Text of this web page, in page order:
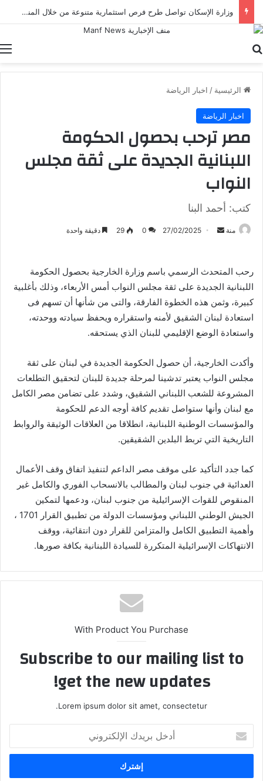
وزارة الإسكان تواصل طرح فرص استثمارية متنوعة من خلال المنصات الرقمية للاستثمار المصري والأجنبي
الرئيسية / اخبار الرياضة
اخبار الرياضة
مصر ترحب بحصول الحكومة
اللبنانية الجديدة على ثقة مجلس
النواب
كتب: أحمد البنا
منة
أرسل 27/02/2025
0
29 دقيقة واحدة
رحب المتحدث الرسمي باسم وزارة الخارجية بحصول الحكومة
اللبنانية الجديدة على ثقة مجلس النواب أمس الأربعاء، وذلك بأغلبية
كبيرة، وثمن هذه الخطوة الفارقة، والتى من شأنها أن تسهم فى
استعادة لبنان الشقيق لأمنه واستقراره ويحفظ سيادته ووحدته،
واستعادة الوضع الإقليمي للبنان الذي يستحقه.
وأكدت الخارجية، أن حصول الحكومة الجديدة في لبنان على ثقة
مجلس النواب يعتبر تدشينا لمرحلة جديدة للبنان لتحقيق التطلعات
المشروعة للشعب اللبناني الشقيق، وشدد على تضامن مصر الكامل
مع لبنان وأنها ستواصل تقديم كافة أوجه الدعم للحكومة
والمؤسسات الوطنية اللبنانية، انطلاقا من العلاقات الوثيقة والروابط
التاريخية التي تربط البلدين الشقيقين.
كما جدد التأكيد على موقف مصر الداعم لتنفيذ اتفاق وقف الأعمال
العدائية في جنوب لبنان والمطالب بالانسحاب الفوري والكامل غير
المنقوص للقوات الإسرائيلية من جنوب لبنان، ودعمها لتمكين
الجيش الوطني اللبناني ومؤسسات الدولة من تطبيق القرار 1701 ،
وأهمية التطبيق الكامل والمتزامن للقرار دون انتقائية، ووقف
الانتهاكات الإسرائيلية المتكررة للسيادة اللبنانية بكافة صورها.
With Product You Purchase
Subscribe to our mailing list to
get the new updates!
Lorem ipsum dolor sit amet, consectetur.
بريدك
الإلكتروني